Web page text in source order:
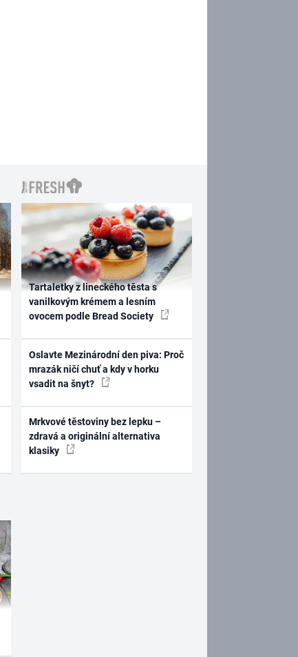
Tartaletky z lineckého těsta s
vanilkovým krémem a lesním
ovocem podle Bread Society
Oslavte Mezinárodní den piva: Proč
mrazák ničí chuť a kdy v horku
vsadit na šnyt?
Mrkvové těstoviny bez lepku –
zdravá a originální alternativa
klasiky